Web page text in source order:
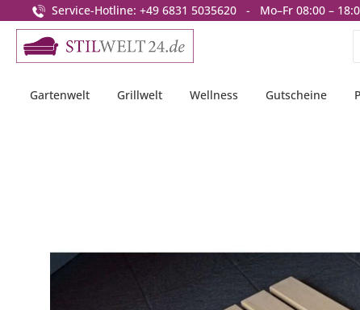
Zur Hauptnavigation springen
Service-Hotline: +49 6831 5035620 - Mo–Fr 08:00 –
Gartenwelt Grillwelt Wellness Gutscheine